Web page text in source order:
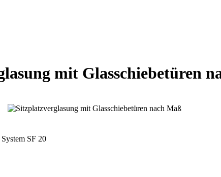
mit Glasschiebetüren
SF 20